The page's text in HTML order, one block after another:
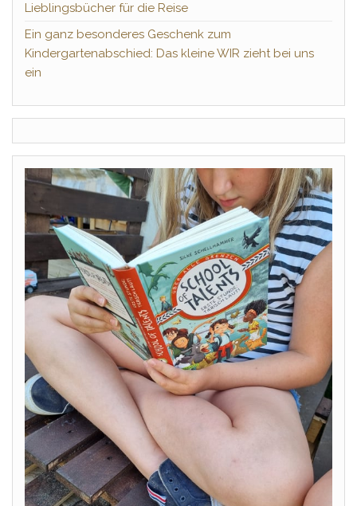
Lieblingsbücher für die Reise
Ein ganz besonderes Geschenk zum
Kindergartenabschied: Das kleine WIR zieht bei uns
ein